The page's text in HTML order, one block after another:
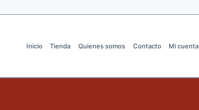
Inicio Tienda Quienes somos Contacto Mi cuenta